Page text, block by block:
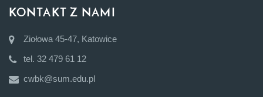
KONTAKT Z NAMI
Ziołowa 45-47, Katowice
tel. 32 479 61 12
cwbk@sum.edu.pl